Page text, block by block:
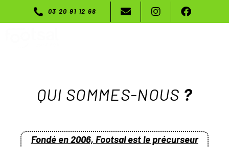
03 20 91 12 68
QUI SOMMES-NOUS ?
Fondé en 2006, Footsal est le précurseur